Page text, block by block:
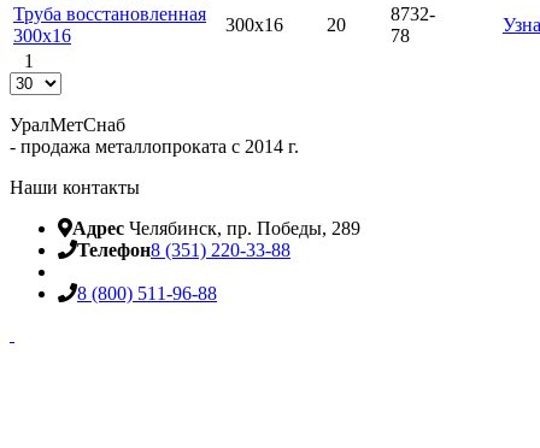
Труба восстановленная
300х16
300х16 20
8732-
78
1
УралМетСнаб
- продажа металлопроката с 2014 г.
Наши контакты
Адрес Челябинск, пр. Победы, 289
Телефон8 (351) 220-33-88
8 (800) 511-96-88